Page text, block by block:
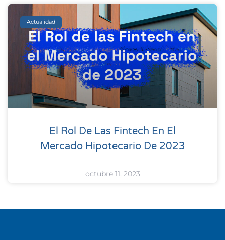
Actualidad
El Rol De Las Fintech En El
Mercado Hipotecario De 2023
octubre 11, 2023